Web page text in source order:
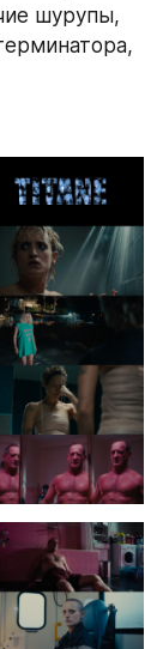
шурупы,